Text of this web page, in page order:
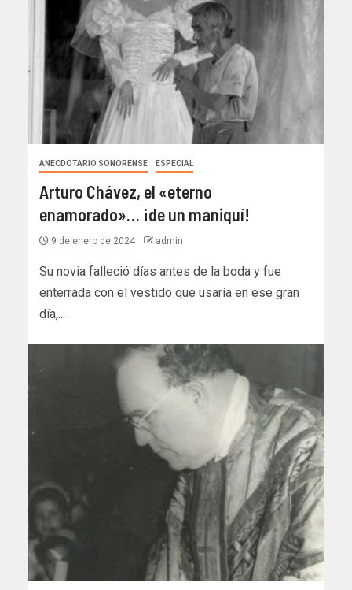
ANECDOTARIO SONORENSE ESPECIAL
Arturo Chávez, el «eterno
enamorado»… ¡de un maniquí!
9 de enero de 2024 admin
Su novia falleció días antes de la boda y fue
enterrada con el vestido que usaría en ese gran
día,...